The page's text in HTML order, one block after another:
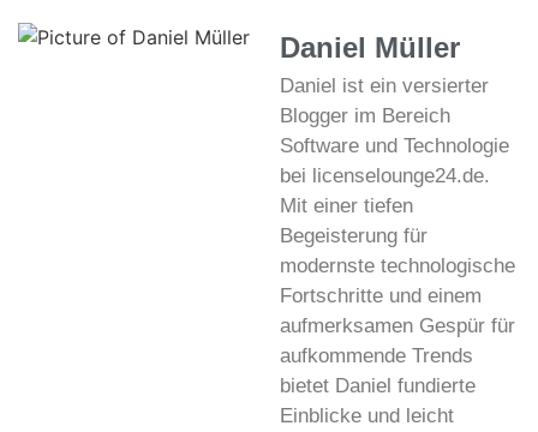
Daniel Müller
Daniel ist ein versierter
Blogger im Bereich
Software und Technologie
bei licenselounge24.de.
Mit einer tiefen
Begeisterung für
modernste technologische
Fortschritte und einem
aufmerksamen Gespür für
aufkommende Trends
bietet Daniel fundierte
Einblicke und leicht